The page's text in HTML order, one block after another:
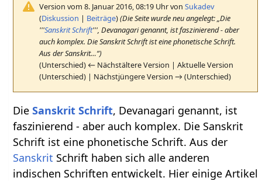
Version vom 8. Januar 2016, 08:19 Uhr vonSukadev
(Diskussion | Beiträge)(Die Seite wurde neu angelegt: „Die
'''Sanskrit Schrift''', Devanagari genannt, ist faszinierend - aber
auch komplex. Die Sanskrit Schrift ist eine phonetische Schrift.
Aus der Sanskrit…“)
(Unterschied) ← Nächstältere Version | Aktuelle Version
(Unterschied) | Nächstjüngere Version → (Unterschied)
DieSanskrit Schrift, Devanagari genannt, ist
faszinierend - aber auch komplex. Die Sanskrit
Schrift ist eine phonetische Schrift. Aus der
Sanskrit Schrift haben sich alle anderen
indischen Schriften entwickelt. Hier einige Artikel